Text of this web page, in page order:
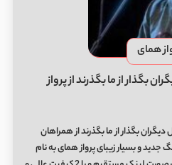
همای
بگذار از ما بگذرند از پرواز
بگذار از ما بگذرند از همراهان
و بسیار زیبای پرواز همای به نام